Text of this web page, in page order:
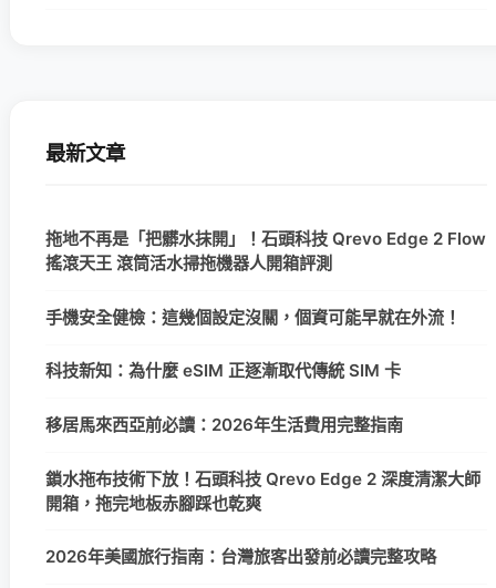
最新文章
拖地不再是「把髒水抹開」！石頭科技 Qrevo Edge 2 Flow
搖滾天王 滾筒活水掃拖機器人開箱評測
手機安全健檢：這幾個設定沒關，個資可能早就在外流！
科技新知：為什麼 eSIM 正逐漸取代傳統 SIM 卡
移居馬來西亞前必讀：2026年生活費用完整指南
鎖水拖布技術下放！石頭科技 Qrevo Edge 2 深度清潔大師
開箱，拖完地板赤腳踩也乾爽
2026年美國旅行指南：台灣旅客出發前必讀完整攻略